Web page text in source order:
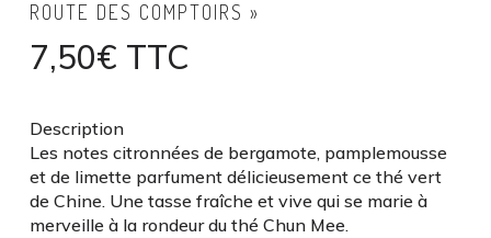
ROUTE DES COMPTOIRS »
7,50€ TTC
Description
Les notes citronnées de bergamote, pamplemousse
et de limette parfument délicieusement ce thé vert
de Chine. Une tasse fraîche et vive qui se marie à
merveille à la rondeur du thé Chun Mee.